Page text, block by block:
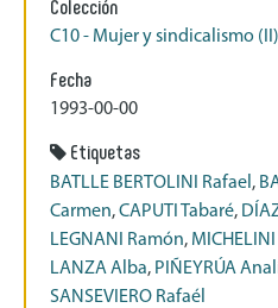
Colección
C10 - Mujer y sindicalismo (II)
Fecha
1993-00-00
Etiquetas
BATLLE BERTOLINI Rafael ,
Carmen,CAPUTI Tabaré,
LEGNANI Ramón, MICHELINI
LANZA Alba, PIÑEYRÚA
SANSEVIERO Rafaél